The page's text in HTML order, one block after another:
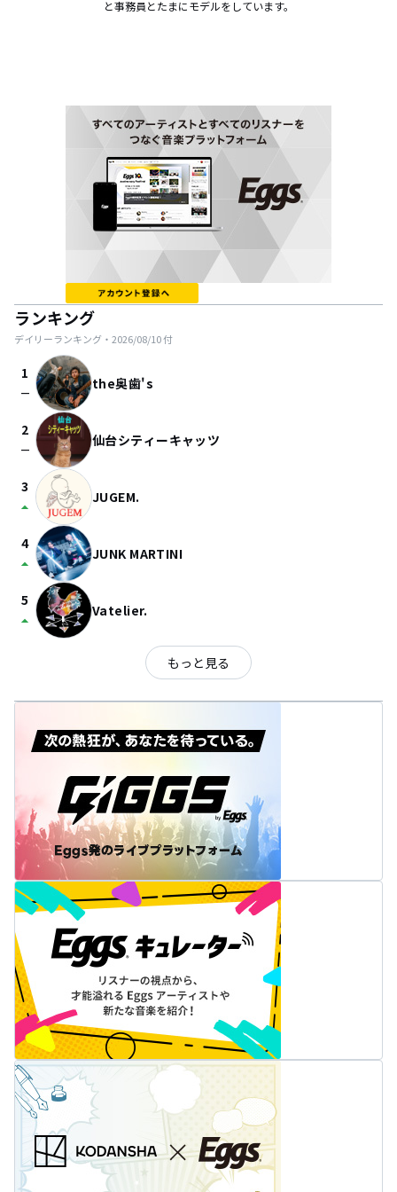
と事務員とたまにモデルをしています。
ランキング
デイリーランキング・ 2026/08/10付
1
check_indeterminate_small the奥歯's
2
check_indeterminate_small 仙台シティーキャッツ
3
arrow_drop_up JUGEM.
4
arrow_drop_up JUNK MARTINI
5
arrow_drop_up Vatelier.
もっと見る